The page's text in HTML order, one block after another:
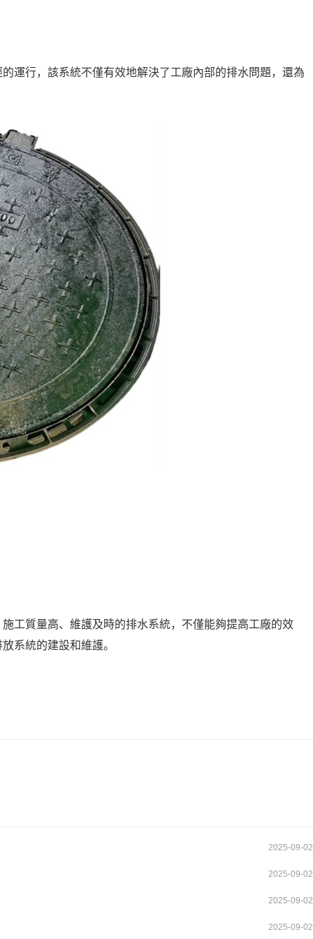
行，該系統不僅有效地解決了工廠內部的排水問題，還為
工質量高、維護及時的排水系統，不僅能夠提高工廠的效
系統的建設和維護。
2025-09-02
2025-09-02
2025-09-02
2025-09-02